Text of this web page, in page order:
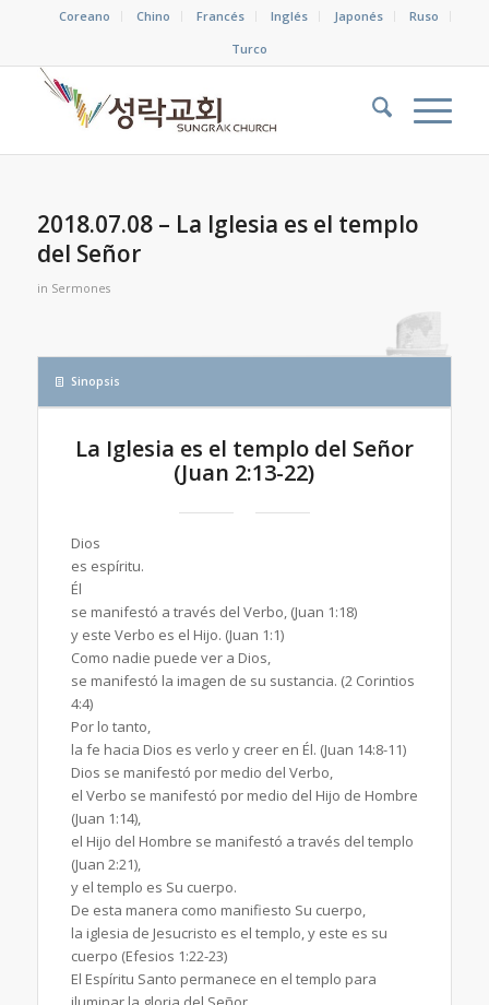
Coreano Chino Francés Inglés Japonés
Ruso
Turco
2018.07.08 – La Iglesia es el templo
del Señor
in Sermones
Sinopsis
La Iglesia es el templo del Señor
(Juan 2:13-22)
Dios
es espíritu.
Él
se manifestó a través del Verbo, (Juan 1:18)
y este Verbo es el Hijo. (Juan 1:1)
Como nadie puede ver a Dios,
se manifestó la imagen de su sustancia. (2 Corintios
4:4)
Por lo tanto,
la fe hacia Dios es verlo y creer en Él. (Juan 14:8-11)
Dios se manifestó por medio del Verbo,
el Verbo se manifestó por medio del Hijo de Hombre
(Juan 1:14),
el Hijo del Hombre se manifestó a través del templo
(Juan 2:21),
y el templo es Su cuerpo.
De esta manera como manifiesto Su cuerpo,
la iglesia de Jesucristo es el templo, y este es su
cuerpo (Efesios 1:22-23)
El Espíritu Santo permanece en el templo para